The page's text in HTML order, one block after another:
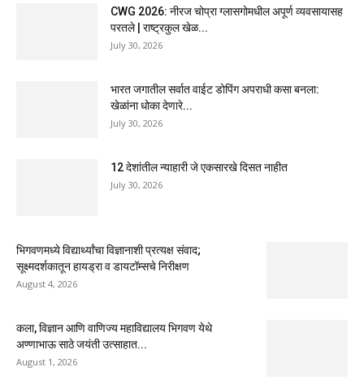
CWG 2026: नीरज चोप्रा ग्लासगोमधील अपूर्ण व्यवसायासह
परतले | राष्ट्रकुल खेळ...
July 30, 2026
भारत जगातील सर्वात वाईट डोपिंग अपराधी कसा बनला:
खेळांना धोका देणारे...
July 30, 2026
12 देशांतील न्याहारी जे एकसारखे दिसत नाहीत
July 30, 2026
भिगवणमध्ये विद्यार्थ्यांचा विज्ञानाशी प्रत्यक्ष संवाद;
सूक्ष्मदर्शकातून हायड्रा व डायटॉम्सचे निरीक्षण
August 4, 2026
कला, विज्ञान आणि वाणिज्य महाविद्यालय भिगवण येथे
अण्णाभाऊ साठे जयंती उत्साहात...
August 1, 2026